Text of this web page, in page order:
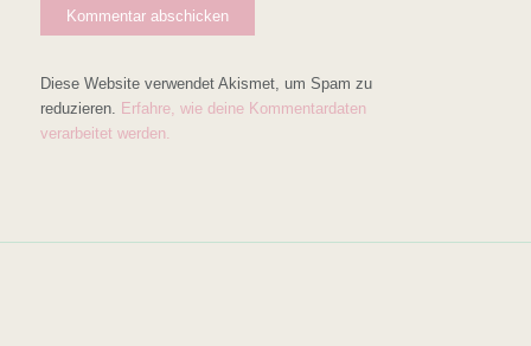
Diese Website verwendet Akismet, um Spam zu
reduzieren. Erfahre, wie deine Kommentardaten
verarbeitet werden.